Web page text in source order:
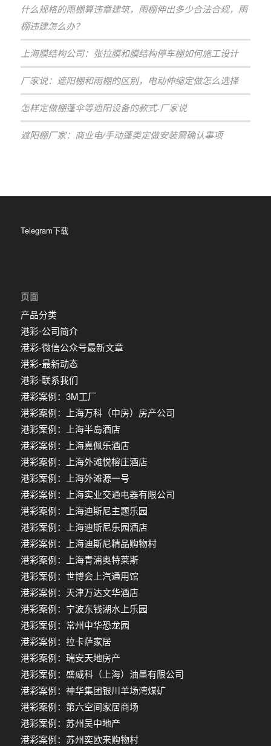
什么规格的雨棚算违章建筑，雨棚伸出多少合法合规，雨
棚违建怎么办？
上海膜结构公司：张拉膜和膜结构停车棚如何施工设计
厂家说：遮阳棚和雨棚的区别，电动伸缩定做怎么选择
怎样定做棚蓬伞等遮阳设备的款式-厂家说
遮阳棚厂家：商业电/手动蓬类定做安装需确认事项
Telegram下载
页面
产品分类
港彩-公司简介
港彩-微信公众号最新文章
港彩-最新动态
港彩-联系我们
港彩案例：3M工厂
港彩案例：上海万科（中房）房产公司
港彩案例：上海半岛酒店
港彩案例：上海嘉佩乐酒店
港彩案例：上海外滩悦榕庄酒店
港彩案例：上海外滩源一号
港彩案例：上海实业交通电器有限公司
港彩案例：上海迪斯尼主题乐园
港彩案例：上海迪斯尼乐园酒店
港彩案例：上海迪斯尼精品购物村
港彩案例：上海青浦奥特莱斯
港彩案例：世博会上汽通用馆
港彩案例：天津万达文华酒店
港彩案例：宁波东钱湖水上乐园
港彩案例：常州中华恐龙园
港彩案例：拉卡萨家居
港彩案例：瑞安天地房产
港彩案例：盛威科（上海）油墨有限公司
港彩案例：神华集团银川羊场湾煤矿
港彩案例：第六空间家居商场
港彩案例：苏州吴中地产
港彩案例：苏州奕欧来购物村